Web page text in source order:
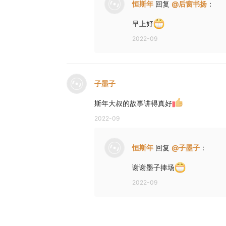
恒斯年 回复 @后窗书扬 ：
早上好
2022-09
子墨子
斯年大叔的故事讲得真好
2022-09
恒斯年 回复 @子墨子 ：
谢谢墨子捧场
2022-09